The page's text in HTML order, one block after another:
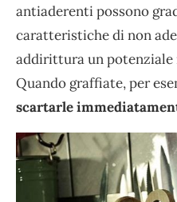
antiaderenti possono
caratteristiche di non
addirittura un potenziale
Quando graffiate, per
scartarle